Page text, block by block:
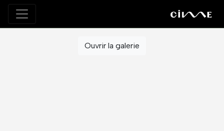
Ouvrir la galerie